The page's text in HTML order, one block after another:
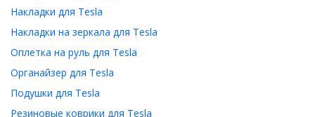
Накладки для Tesla
Накладки на зеркала для Tesla
Оплетка на руль для Tesla
Органайзер для Tesla
Подушки для Tesla
Резиновые коврики для Tesla